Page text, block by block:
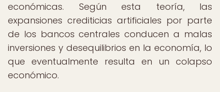
económicas. Según esta teoría, las
expansiones crediticias artificiales por parte
de los bancos centrales conducen a malas
inversiones y desequilibrios en la economía, lo
que eventualmente resulta en un colapso
económico.